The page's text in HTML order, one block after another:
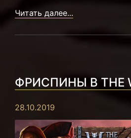
Читать далее...
ФРИСПИНЫ В THE
28.10.2019